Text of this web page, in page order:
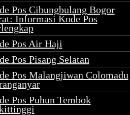
Pos Cibungbulang Bogor
Informasi Kode Pos
Pos Air Haji
Pos Pisang Selatan
Pos Malangjiwan Colomadu
Pos Puhun Tembok